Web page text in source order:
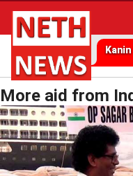
More aid from